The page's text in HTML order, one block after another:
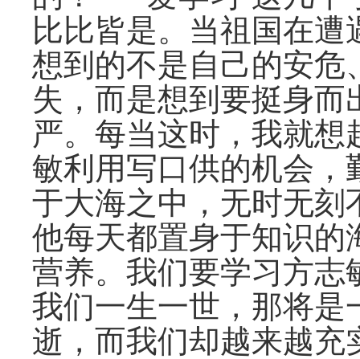
比比皆是。当祖国在
想到的不是自己的安危
失，而是想到要挺身
严。每当这时，我就
敏利用写口供的机会，
于大海之中，无时无刻
他每天都置身于知识的
营养。我们要学习方志
我们一生一世，那将是
逝，而我们却越来